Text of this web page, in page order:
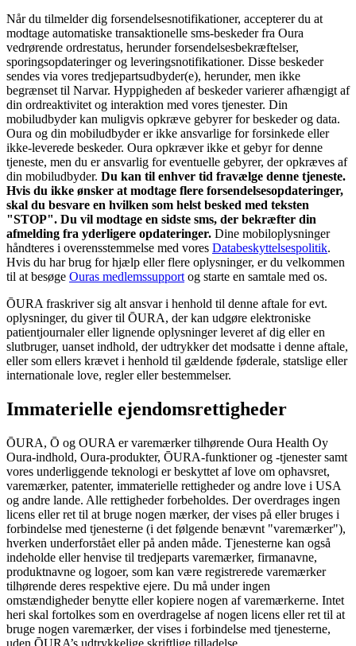
Når du tilmelder dig forsendelsesnotifikationer, accepterer du at
modtage automatiske transaktionelle sms-beskeder fra Oura
vedrørende ordrestatus, herunder forsendelsesbekræftelser,
sporingsopdateringer og leveringsnotifikationer. Disse beskeder
sendes via vores tredjepartsudbyder(e), herunder, men ikke
begrænset til Narvar. Hyppigheden af beskeder varierer afhængigt af
din ordreaktivitet og interaktion med vores tjenester. Din
mobiludbyder kan muligvis opkræve gebyrer for beskeder og data.
Oura og din mobiludbyder er ikke ansvarlige for forsinkede eller
ikke-leverede beskeder. Oura opkræver ikke et gebyr for denne
tjeneste, men du er ansvarlig for eventuelle gebyrer, der opkræves af
din mobiludbyder. Du kan til enhver tid fravælge denne tjeneste.
Hvis du ikke ønsker at modtage flere forsendelsesopdateringer,
skal du besvare en hvilken som helst besked med teksten
"STOP". Du vil modtage en sidste sms, der bekræfter din
afmelding fra yderligere opdateringer. Dine mobiloplysninger
håndteres i overensstemmelse med vores Databeskyttelsespolitik.
Hvis du har brug for hjælp eller flere oplysninger, er du velkommen
til at besøge Ouras medlemssupport og starte en samtale med os.
ŌURA fraskriver sig alt ansvar i henhold til denne aftale for evt.
oplysninger, du giver til ŌURA, der kan udgøre elektroniske
patientjournaler eller lignende oplysninger leveret af dig eller en
slutbruger, uanset indhold, der udtrykker det modsatte i denne aftale,
eller som ellers krævet i henhold til gældende føderale, statslige eller
internationale love, regler eller bestemmelser.
Immaterielle ejendomsrettigheder
ŌURA, Ō og OURA er varemærker tilhørende Oura Health Oy
Oura-indhold, Oura-produkter, ŌURA-funktioner og -tjenester samt
vores underliggende teknologi er beskyttet af love om ophavsret,
varemærker, patenter, immaterielle rettigheder og andre love i USA
og andre lande. Alle rettigheder forbeholdes. Der overdrages ingen
licens eller ret til at bruge nogen mærker, der vises på eller bruges i
forbindelse med tjenesterne (i det følgende benævnt "varemærker"),
hverken underforstået eller på anden måde. Tjenesterne kan også
indeholde eller henvise til tredjeparts varemærker, firmanavne,
produktnavne og logoer, som kan være registrerede varemærker
tilhørende deres respektive ejere. Du må under ingen
omstændigheder benytte eller kopiere nogen af varemærkerne. Intet
heri skal fortolkes som en overdragelse af nogen licens eller ret til at
bruge nogen varemærker, der vises i forbindelse med tjenesterne,
uden ŌURA’s udtrykkelige skriftlige tilladelse.